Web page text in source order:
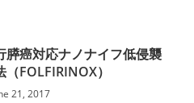
膵癌対応ナノナイフ低侵襲
FOLFIRINOX）
21, 2017